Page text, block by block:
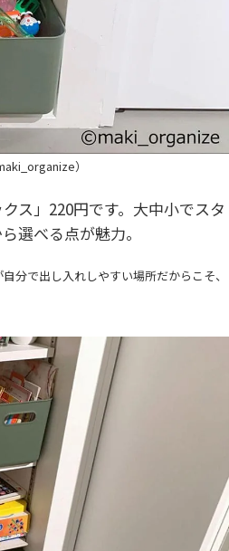
）
ス」220円です。大中小でスタ
選べる点が魅力。
分で出し入れしやすい場所だからこそ、